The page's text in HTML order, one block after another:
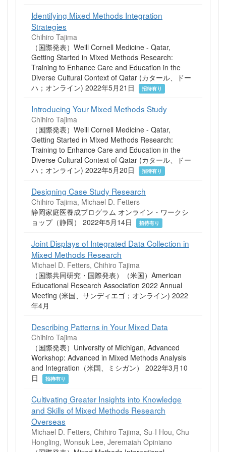
Identifying Mixed Methods Integration
Strategies
Chihiro Tajima
（国際発表）Weill Cornell Medicine - Qatar,
Getting Started in Mixed Methods Research:
Training to Enhance Care and Education in the
Diverse Cultural Context of Qatar (カタール、ドー
ハ；オンライン) 2022年5月21日
招待有り
Introducing Your Mixed Methods Study
Chihiro Tajima
（国際発表）Weill Cornell Medicine - Qatar,
Getting Started in Mixed Methods Research:
Training to Enhance Care and Education in the
Diverse Cultural Context of Qatar (カタール、ドー
ハ；オンライン) 2022年5月20日
招待有り
Designing Case Study Research
Chihiro Tajima, Michael D. Fetters
静岡家庭医養成プログラム オンライン・ワークシ
ョップ（静岡） 2022年5月14日
招待有り
Joint Displays of Integrated Data Collection in
Mixed Methods Research
Michael D. Fetters, Chihiro Tajima
（国際共同研究・国際発表）（米国）American
Educational Research Association 2022 Annual
Meeting (米国、サンディエゴ；オンライン) 2022
年4月
Describing Patterns in Your Mixed Data
Chihiro Tajima
（国際発表）University of Michigan, Advanced
Workshop: Advanced in Mixed Methods Analysis
and Integration（米国、ミシガン） 2022年3月10
日
招待有り
Cultivating Greater Insights into Knowledge
and Skills of Mixed Methods Research
Overseas
Michael D. Fetters, Chihiro Tajima, Su-I Hou, Chu
Hongling, Wonsuk Lee, Jeremaiah Opiniano